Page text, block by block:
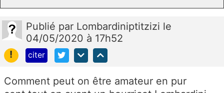
Publié par Lombardiniptitzizi le
04/05/2020 à 17h52
!
citer
Comment peut on être amateur en pur